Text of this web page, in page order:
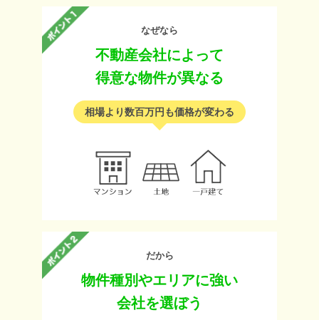
なぜなら
不動産会社によって
得意な物件が異なる
相場より数百万円も価格が変わる
だから
物件種別やエリアに強い
会社を選ぼう